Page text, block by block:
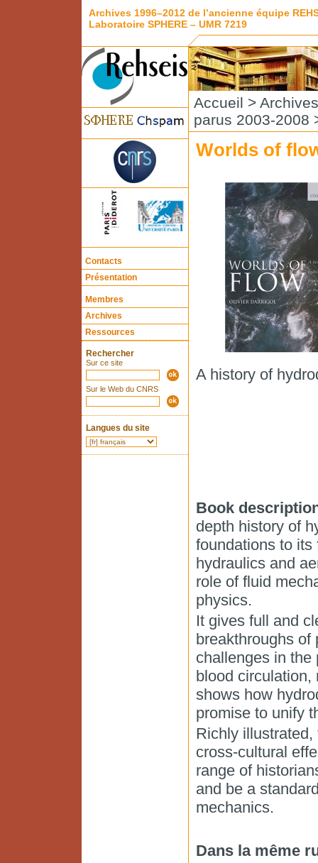
Archives 1996–2012 de l’ancienne équipe
Laboratoire SPHERE – UMR 7219
Contacts
Présentation
Membres
Archives
Ressources
Rechercher
Sur ce site
Sur le Web du CNRS
Langues du site
Accueil > Archives
parus 2003-2008
Worlds of
A history of
Book
depth history of
foundations to
hydraulics and
role of fluid
physics.
It gives full and
breakthroughs of
challenges in the
blood circulation,
shows how
promise to unify
Richly
cross-cultural
range of
and be a
mechanics.
Dans la même